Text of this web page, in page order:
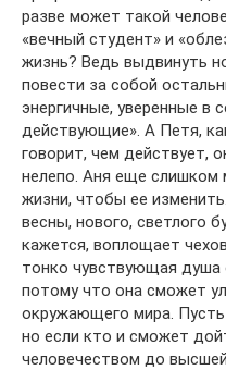
разве может такой
«вечный студент» и
жизнь? Ведь выдвинуть
повести за собой
энергичные, уверенные в
действующие». А Петя,
говорит, чем действует,
нелепо. Аня еще слишком
жизни, чтобы ее
весны, нового, светлого
кажется, воплощает
тонко чувствующая душа
потому что она сможет
окружающего мира.
но если кто и сможет
человечеством до